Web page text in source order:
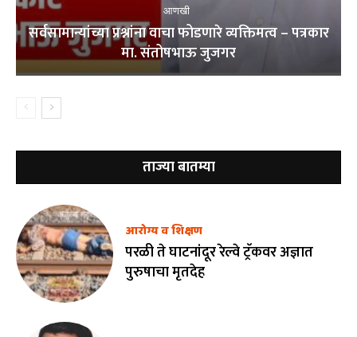
आणखी
सर्वसामान्यांच्या प्रश्नांना वाचा फोडणारे व्यक्तिमत्व – पत्रकार
मा. संतोषभाऊ जुजगर
ताज्या बातम्या
आरोग्य व शिक्षण
परळी ते घाटनांदूर रेल्वे ट्रॅकवर अज्ञात
पुरुषाचा मृतदेह